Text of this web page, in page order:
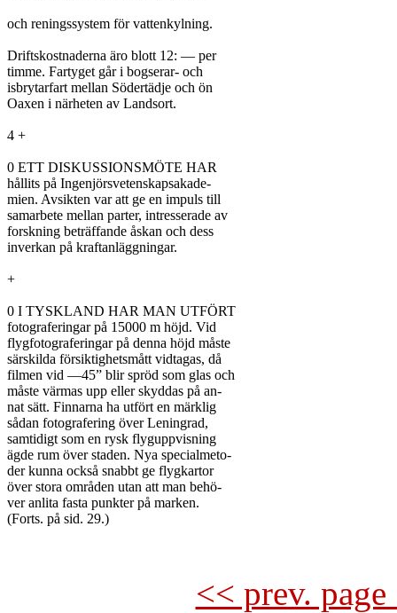
och reningssystem för vattenkylning.
Driftskostnaderna äro blott 12: — per
timme. Fartyget går i bogserar- och
isbrytarfart mellan Södertädje och ön
Oaxen i närheten av Landsort.
4 +
0 ETT DISKUSSIONSMÖTE HAR
hållits på Ingenjörsvetenskapsakade-
mien. Avsikten var att ge en impuls till
samarbete mellan parter, intresserade av
forskning beträffande åskan och dess
inverkan på kraftanläggningar.
+
0 I TYSKLAND HAR MAN UTFÖRT
fotograferingar på 15000 m höjd. Vid
flygfotograferingar på denna höjd måste
särskilda försiktighetsmått vidtagas, då
filmen vid —45” blir spröd som glas och
måste värmas upp eller skyddas på an-
nat sätt. Finnarna ha utfört en märklig
sådan fotografering över Leningrad,
samtidigt som en rysk flyguppvisning
ägde rum över staden. Nya specialmeto-
der kunna också snabbt ge flygkartor
över stora områden utan att man behö-
ver anlita fasta punkter på marken.
(Forts. på sid. 29.)
<< prev.